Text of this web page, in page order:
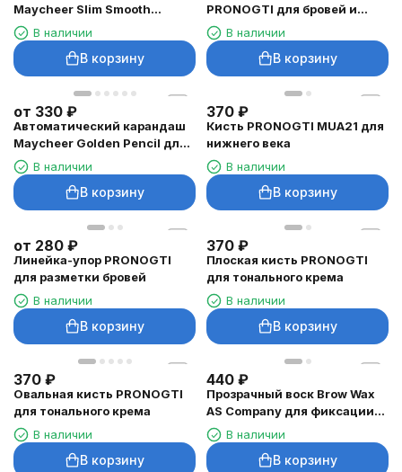
Maycheer Slim Smooth
Eyeliner для глаз
В наличии
В корзину
PRONOGTI для бровей и
ресницВ наличии
В корзину
от 330 ₽
Автоматический карандаш
Maycheer Golden Pencil для
бровейВ наличии
В корзину
370 ₽
Кисть PRONOGTI MUA21 для
нижнего века
В наличии
В корзину
от 280 ₽
Линейка-упор PRONOGTI
для разметки бровей
В наличии
В корзину
370 ₽
Плоская кисть PRONOGTI
для тонального крема
В наличии
В корзину
370 ₽
Овальная кисть PRONOGTI
для тонального крема
В наличии
В корзину
440 ₽
Прозрачный воск Brow Wax
AS Company для фиксации
бровей, 10 г
В наличии
В корзину